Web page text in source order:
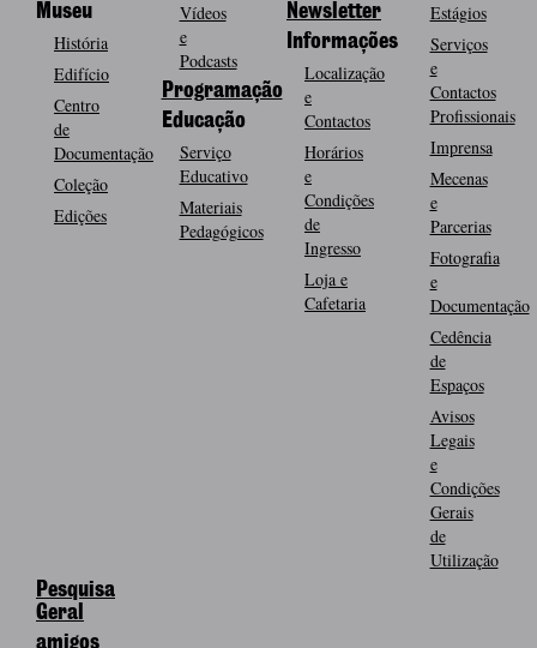
Museu
História
Edifício
Centro
de
Documentação
Coleção
Edições
Vídeos
e
Podcasts
Programação
Educação
Serviço
Educativo
Materiais
Pedagógicos
Newsletter
Informações
Localização
e
Contactos
Horários
e
Condições
de
Ingresso
Loja e
Cafetaria
Estágios
Serviços
e
Contactos
Profissionais
Imprensa
Mecenas
e
Parcerias
Fotografia
e
Documentação
Cedência
de
Espaços
Avisos
Legais
e
Condições
Gerais
de
Utilização
Pesquisa
Geral
amigos